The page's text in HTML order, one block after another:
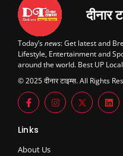
दीनार
Today’snews: Get latest and
Lifestyle, Entertainment and
around the world. Best UP
© 2025 दीनार टाइम्स. All Rights
Links
About Us